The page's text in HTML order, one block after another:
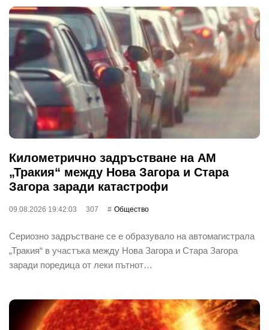
Километрично задръстване на АМ
„Тракия“ между Нова Загора и Стара
Загора заради катастрофи
09.08.2026 19:42:03 307 Общество
Сериозно задръстване се е образувало на автомагистрала
„Тракия“ в участъка между Нова Загора и Стара Загора
заради поредица от леки пътнот…